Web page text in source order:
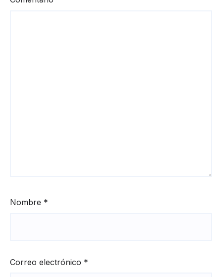
Nombre *
Correo electrónico *